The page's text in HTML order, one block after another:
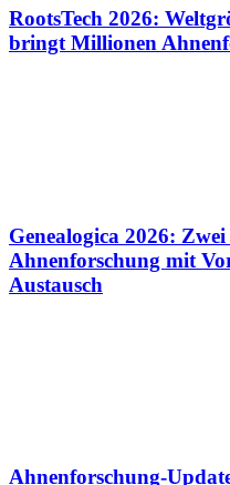
RootsTech 2026:
bringt Millionen
Genealogica 2026:
Ahnenforschung mit
Austausch
Ahnenforschung-